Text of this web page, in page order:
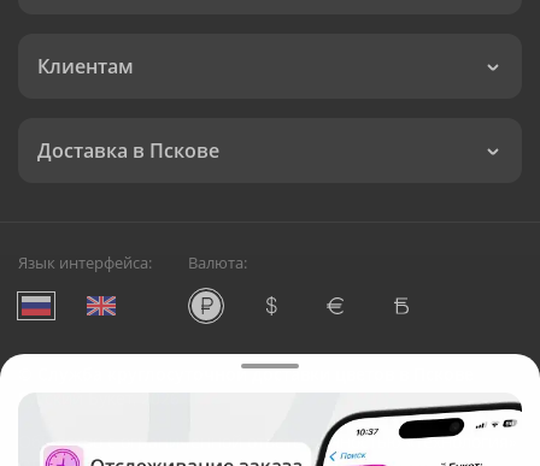
Клиентам
Доставка в Пскове
Язык интерфейса: Валюта:
Служба круглосуточной доставки цветов в Пскове
Русский Букет, 2026
Общество с ограниченной ответственностью «Технология»